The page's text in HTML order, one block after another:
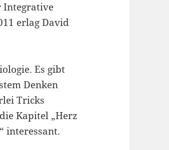
Integrative
erlag David
Es gibt
Denken
Tricks
Kapitel „Herz
interessant.